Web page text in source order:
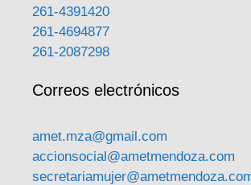
261-4391420
261-4694877
261-2087298
Correos electrónicos
amet.mza@gmail.com
accionsocial@ametmendoza.com